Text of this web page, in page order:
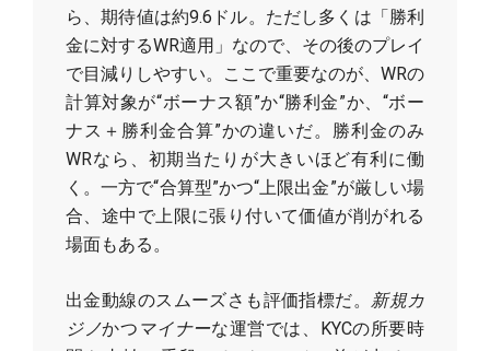
ら、期待値は約9.6ドル。ただし多くは「勝利
金に対するWR適用」なので、その後のプレイ
で目減りしやすい。ここで重要なのが、WRの
計算対象が“ボーナス額”か“勝利金”か、“ボー
ナス＋勝利金合算”かの違いだ。勝利金のみ
WRなら、初期当たりが大きいほど有利に働
く。一方で“合算型”かつ“上限出金”が厳しい場
合、途中で上限に張り付いて価値が削がれる
場面もある。
出金動線のスムーズさも評価指標だ。 新規カ
ジノかつ マイナーな運営では、KYCの所要時